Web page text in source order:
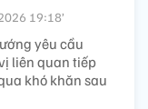
19:18’
yêu cầu
liên quan tiếp
khó khăn sau